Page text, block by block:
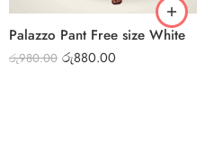
Palazzo Pant Free size White
රු980.00 රු880.00